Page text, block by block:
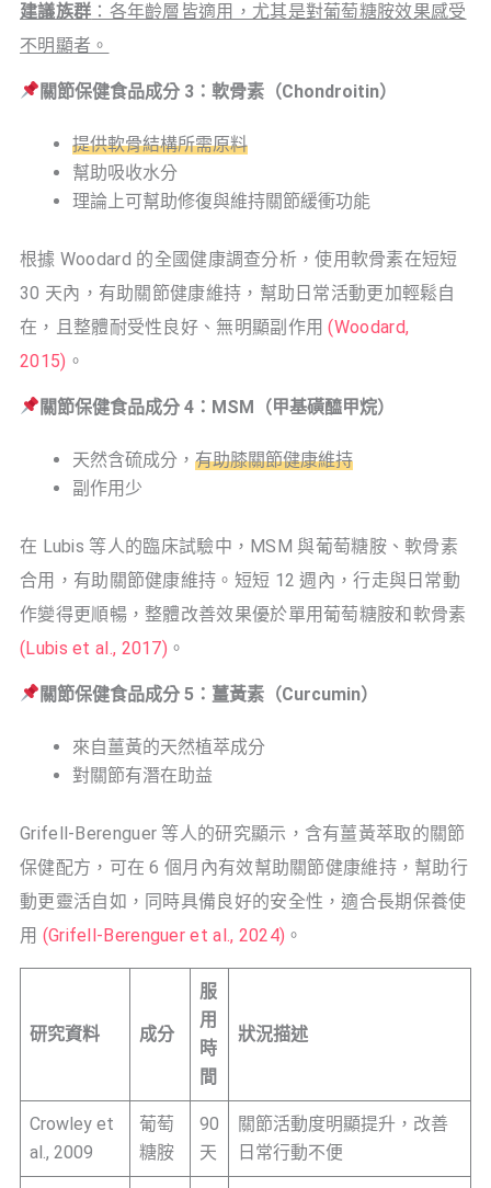
建議族群 ：各年齡層皆適用，尤其是對葡萄糖胺效果感受
不明顯者。
關節保健食品成分 3：軟骨素（Chondroitin）
提供軟骨結構所需原料
幫助吸收水分
理論上可幫助修復與維持關節緩衝功能
根據 Woodard 的全國健康調查分析，使用軟骨素在短短
30 天內，有助關節健康維持，幫助日常活動更加輕鬆自
在，且整體耐受性良好、無明顯副作用(Woodard,
2015) 。
關節保健食品成分 4：MSM（甲基磺醯甲烷）
天然含硫成分， 有助膝關節健康維持
副作用少
在 Lubis 等人的臨床試驗中，MSM 與葡萄糖胺、軟骨素
合用，有助關節健康維持。短短 12 週內，行走與日常動
作變得更順暢，整體改善效果優於單用葡萄糖胺和軟骨素
(Lubis et al., 2017) 。
關節保健食品成分 5：薑黃素（Curcumin）
來自薑黃的天然植萃成分
對關節有潛在助益
Grifell-Berenguer 等人的研究顯示，含有薑黃萃取的關節
保健配方，可在 6 個月內有效幫助關節健康維持，幫助行
動更靈活自如，同時具備良好的安全性，適合長期保養使
用 (Grifell-Berenguer et al., 2024) 。
研究資料 成分
服
用
時
間
狀況描述
Crowley et
al., 2009
葡萄
糖胺
90
天
關節活動度明顯提升，改善
日常行動不便